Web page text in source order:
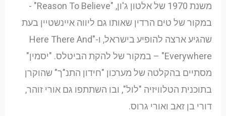
משנת 1970 של אלטון ג'ון, "Reason To Believe" -
במקור של טים הרדין שאותו גם ליווה איינשטיין בעת
שהגיע ארצה להופיע בישראל, ו-"Here There And
Everywhere" – במקור של להקת הביטלס. "יסמין"
מסתיים בהקלטה של מערכון "חידון התנ"ך" שהוקרן
בתוכנית הטלוויזיה "לול", ובו השתתפו גם אורי זוהר,
דורי בן זאב ואורי גרוס.